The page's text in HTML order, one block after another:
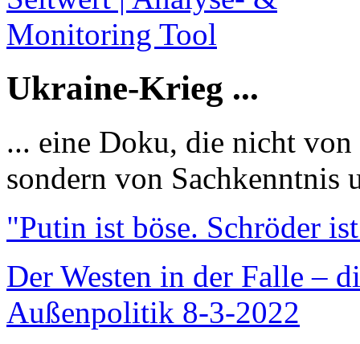
Ukraine-Krieg ...
... eine Doku, die nicht
sondern von Sachkenntnis
"Putin ist böse. Schröder
Der Westen in der Falle –
Außenpolitik 8-3-2022